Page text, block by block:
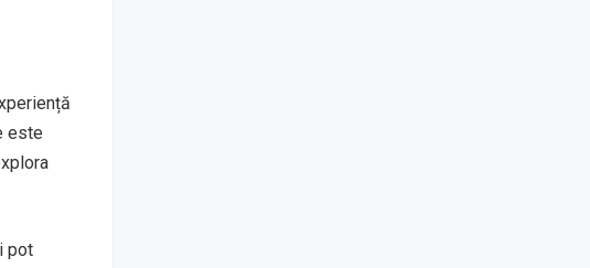
este
pot